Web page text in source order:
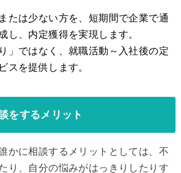
たは少ない方を、短期間で企業で通
し、内定獲得を実現します。
」ではなく、就職活動～入社後の定
スを提供します。
をするメリット
かに相談するメリットとしては、不
り、自分の悩みがはっきりしたりす